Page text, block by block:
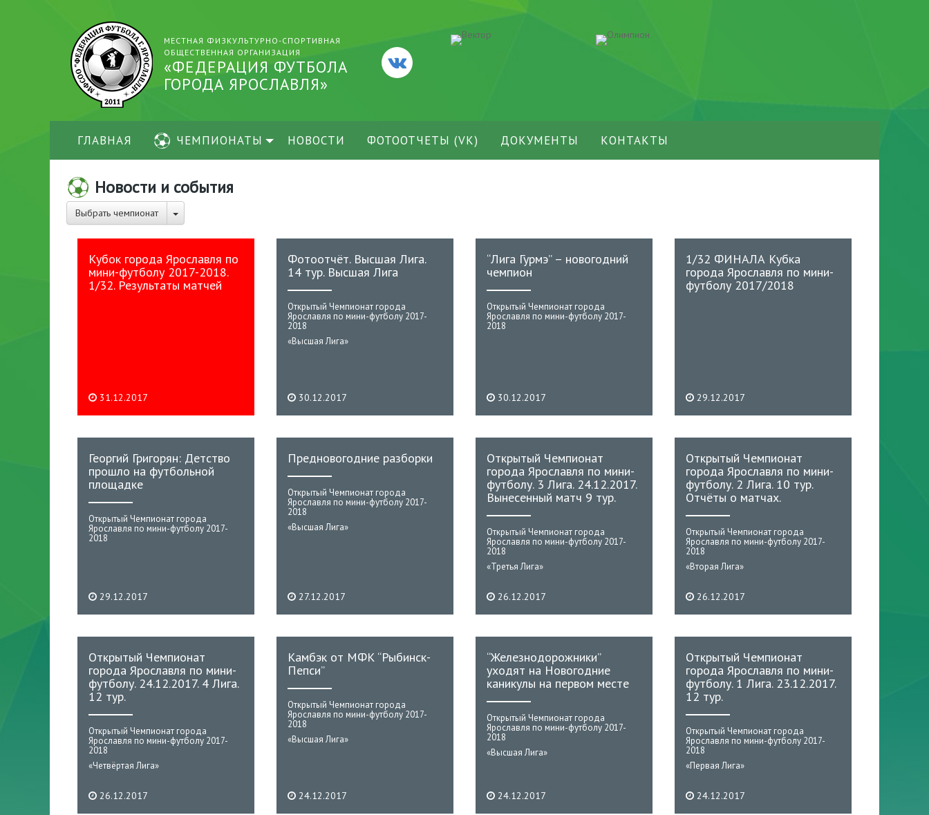
МЕСТНАЯ ФИЗКУЛЬТУРНО-СПОРТИВНАЯ
ОБЩЕСТВЕННАЯ ОРГАНИЗАЦИЯ
«ФЕДЕРАЦИЯ ФУТБОЛА
ГОРОДА ЯРОСЛАВЛЯ»
ГЛАВНАЯ ЧЕМПИОНАТЫ НОВОСТИ ФОТООТЧЕТЫ (VK) ДОКУМЕНТЫ КОНТАКТЫ
Новости и события
Выбрать чемпионат
Кубок города Ярославля по
мини-футболу 2017-2018.
1/32. Результаты матчей
31.12.2017
Фотоотчёт. Высшая Лига.
14 тур. Высшая Лига
Открытый Чемпионат города
Ярославля по мини-футболу 2017-
2018
«Высшая Лига»
30.12.2017
“Лига Гурмэ” – новогодний
чемпион
Открытый Чемпионат города
Ярославля по мини-футболу 2017-
2018
30.12.2017
1/32 ФИНАЛА Кубка
города Ярославля по мини-
футболу 2017/2018
29.12.2017
Георгий Григорян: Детство
прошло на футбольной
площадке
Открытый Чемпионат города
Ярославля по мини-футболу 2017-
2018
29.12.2017
Предновогодние разборки
Открытый Чемпионат города
Ярославля по мини-футболу 2017-
2018
«Высшая Лига»
27.12.2017
Открытый Чемпионат
города Ярославля по мини-
футболу. 3 Лига. 24.12.2017.
Вынесенный матч 9 тур.
Открытый Чемпионат города
Ярославля по мини-футболу 2017-
2018
«Третья Лига»
26.12.2017
Открытый Чемпионат
города Ярославля по мини-
футболу. 2 Лига. 10 тур.
Отчёты о матчах.
Открытый Чемпионат города
Ярославля по мини-футболу 2017-
2018
«Вторая Лига»
26.12.2017
Открытый Чемпионат
города Ярославля по мини-
футболу. 24.12.2017. 4 Лига.
12 тур.
Открытый Чемпионат города
Ярославля по мини-футболу 2017-
2018
«Четвёртая Лига»
26.12.2017
Камбэк от МФК “Рыбинск-
Пепси”
Открытый Чемпионат города
Ярославля по мини-футболу 2017-
2018
«Высшая Лига»
24.12.2017
“Железнодорожники”
уходят на Новогодние
каникулы на первом месте
Открытый Чемпионат города
Ярославля по мини-футболу 2017-
2018
«Высшая Лига»
24.12.2017
Открытый Чемпионат
города Ярославля по мини-
футболу. 1 Лига. 23.12.2017.
12 тур.
Открытый Чемпионат города
Ярославля по мини-футболу 2017-
2018
«Первая Лига»
24.12.2017